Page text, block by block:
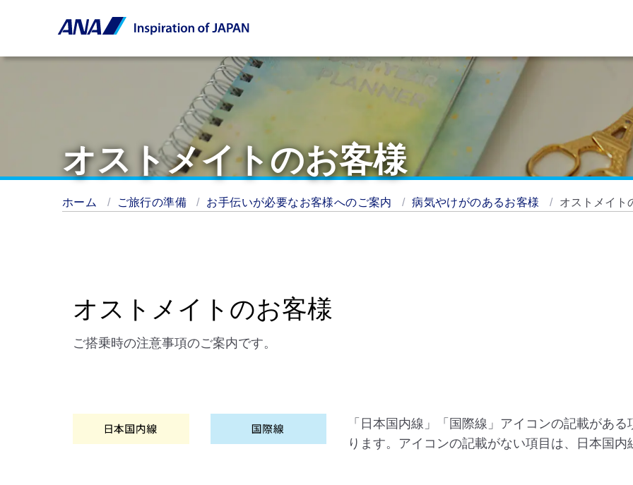
オストメイトのお客様
ホーム ご旅行の準備 お手伝いが必要なお客様へのご案内 病気やけがのあるお客様 オストメイト
オストメイトのお客様
ご搭乗時の注意事項のご案内です。
「日本国内線」「国際線」アイコンの記載があ
ります。アイコンの記載がない項目は、日本国